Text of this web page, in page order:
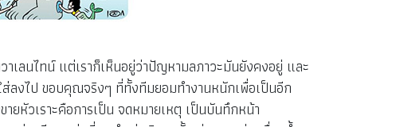
ลนไทน์ แต่เราก็เห็นอยู่ว่าปัญหามลภาวะมันยังคงอยู่ และ
ส่ลงไป ขอบคุณจริงๆ ที่ทั้งทีมยอมทำงานหนักเพื่อเป็นอีก
ยหัวเราะคือการเป็น จดหมายเหตุ เป็นบันทึกหน้า